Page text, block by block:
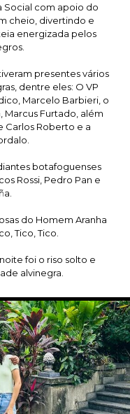
Social com apoio do
cheio, divertindo e
energizada pelos
presentes vários
dentre eles: O VP
Marcelo Barbieri, o
Marcus Furtado, além
Roberto e a
botafoguenses
Rossi, Pedro Pan e
do Homem Aranha
Tico, Tico.
foi o riso solto e
alvinegra.